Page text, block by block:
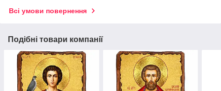
Всі умови повернення
Подібні товари компанії